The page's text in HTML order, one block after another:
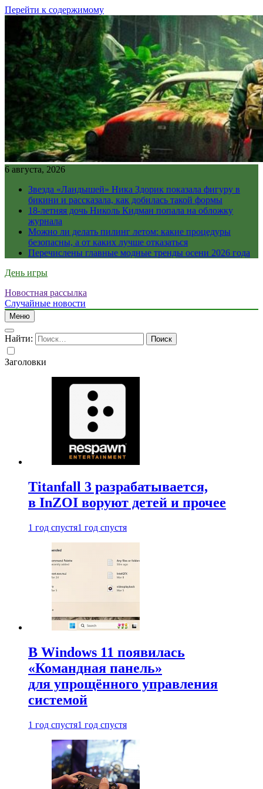
Перейти к содержимому
6 августа, 2026
Звезда «Ландышей» Ника Здорик показала фигуру в
бикини и рассказала, как добилась такой формы
18-летняя дочь Николь Кидман попала на обложку
журнала
Можно ли делать пилинг летом: какие процедуры
безопасны, а от каких лучше отказаться
Перечислены главные модные тренды осени 2026 года
День игры
Новостная рассылка
Случайные новости
Меню
Найти:
Заголовки
Titanfall 3 разрабатывается,
в InZOI воруют детей и прочее
1 год спустя1 год спустя
В Windows 11 появилась
«Командная панель»
для упрощённого управления
системой
1 год спустя1 год спустя